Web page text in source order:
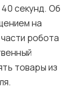
секунд. Об
на
робота
товары из